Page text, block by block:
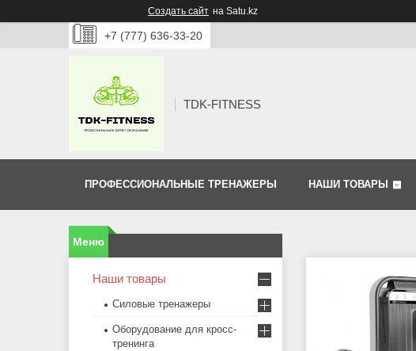
Создать сайт на Satu.kz
+7 (777) 636-33-20
TDK-FITNESS
ПРОФЕССИОНАЛЬНЫЕ ТРЕНАЖЕРЫ НАШИ ТОВАРЫ
Наши товары
Силовые тренажеры
Оборудование для кросс-
тренинга